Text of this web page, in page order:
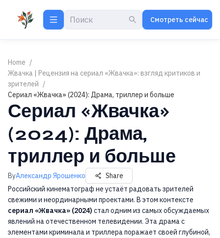
Смотреть сейчас
Home /
Жвачка | Рецензия на сериал «Жвачка»: взгляд критиков и
зрителей /
Сериал «Жвачка» (2024): Драма, триллер и больше
Сериал «Жвачка»
(2024): Драма,
триллер и больше
ByАлександр Ярошенко
Share
Российский кинематограф не устаёт радовать зрителей
свежими и неординарными проектами. В этом контексте
сериал «Жвачка» (2024) стал одним из самых обсуждаемых
явлений на отечественном телевидении. Эта драма с
элементами криминала и триллера поражает своей глубиной,